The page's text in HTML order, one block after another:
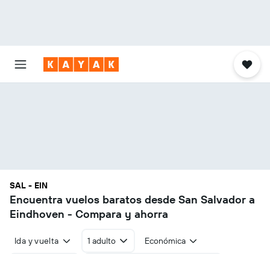
SAL - EIN
Encuentra vuelos baratos desde San Salvador a
Eindhoven - Compara y ahorra
Ida y vuelta 1 adulto Económica